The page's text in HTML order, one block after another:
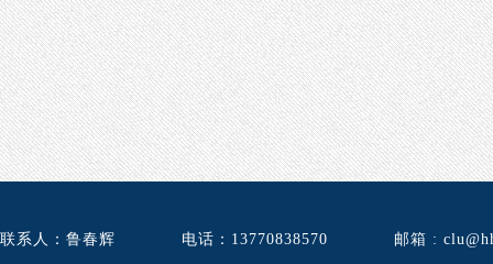
联系人：鲁春辉 电话：13770838570 邮箱 :